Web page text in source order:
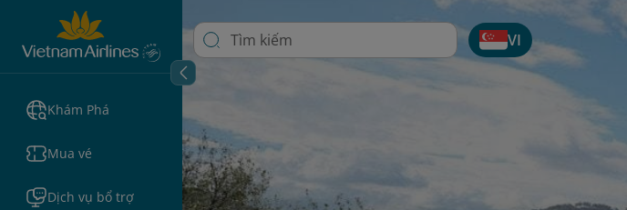
Khám Phá
Mua vé
Dịch vụ bổ trợ
VI